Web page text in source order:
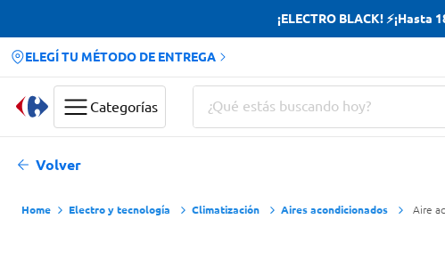
¡ELECTRO BLACK!
ELEGÍ TU MÉTODO DE ENTREGA
Categorías
¿Qué estás buscando hoy?
Volver
Electro y tecnología Climatización Aires acondicionados Aire
Términos más buscados